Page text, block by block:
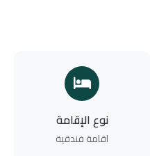
نوع الإقامة
اقامة فندقية